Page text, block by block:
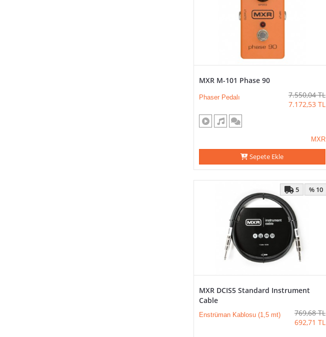
MXR M-101 Phase 90
Phaser Pedalı 7.550,04 TL
7.172,53 TL
MXR
Sepete Ekle
% 10
5
MXR DCIS5 Standard Instrument
Cable
Enstrüman Kablosu (1,5 mt) 769,68 TL
692,71 TL